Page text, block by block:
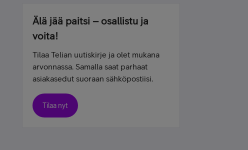
Älä jää paitsi – osallistu ja
voita!
Tilaa Telian uutiskirje ja olet mukana
arvonnassa. Samalla saat parhaat
asiakasedut suoraan sähköpostiisi.
Tilaa nyt